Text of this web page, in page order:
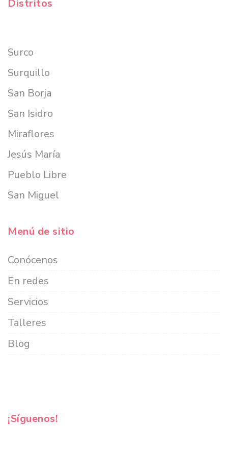
Distritos
Surco
Surquillo
San Borja
San Isidro
Miraflores
Jesús María
Pueblo Libre
San Miguel
Menú de sitio
Conócenos
En redes
Servicios
Talleres
Blog
¡Síguenos!